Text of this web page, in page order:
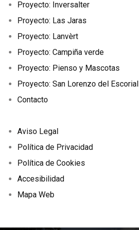
Proyecto: Inversalter
Proyecto: Las Jaras
Proyecto: Lanvèrt
Proyecto: Campiña verde
Proyecto: Pienso y Mascotas
Proyecto: San Lorenzo del Escorial
Contacto
Aviso Legal
Política de Privacidad
Política de Cookies
Accesibilidad
Mapa Web